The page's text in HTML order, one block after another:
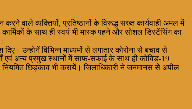
वाले व्यक्तियों, प्रतिष्ठानों के विरूद्ध सख्त कार्यवाही अमल में
कार्मिकों के साथ ही स्वयं भी मास्क पहने और सोशल डिस्टेंसिंग का
उन्होनें विभिन्न माध्यमों से लगातार कोरोना से बचाव से
एवं अन्य प्रमुख स्थानों में साफ-सफाई के साथ ही कोविड-19
छिड़काव भी करायें। जिलाधिकारी ने जनमानस से अपील